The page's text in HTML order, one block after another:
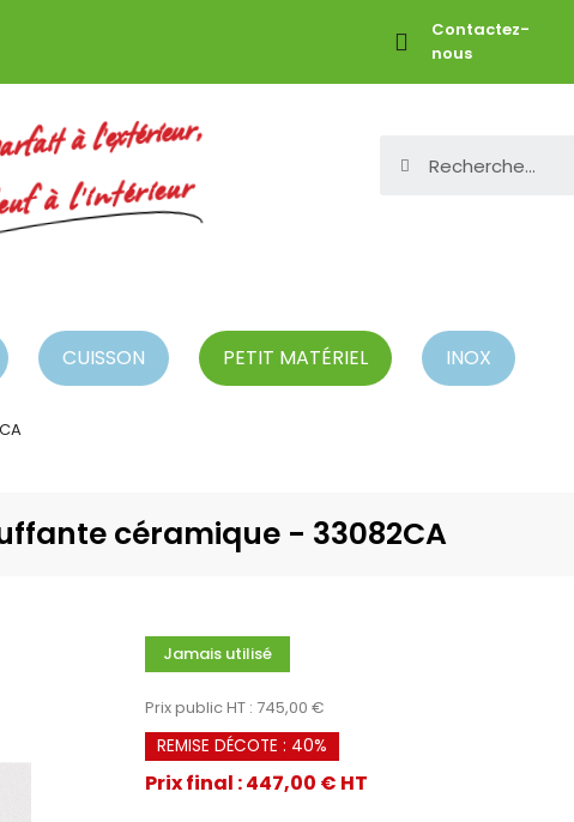
Contactez-
nous
à l'extérieur,
à l'intérieur
CUISSON PETIT MATÉRIEL INOX
céramique - 33082CA
Jamais utilisé
Prix public HT : 745,00 €
REMISE DÉCOTE : 40%
Prix final : 447,00 € HT